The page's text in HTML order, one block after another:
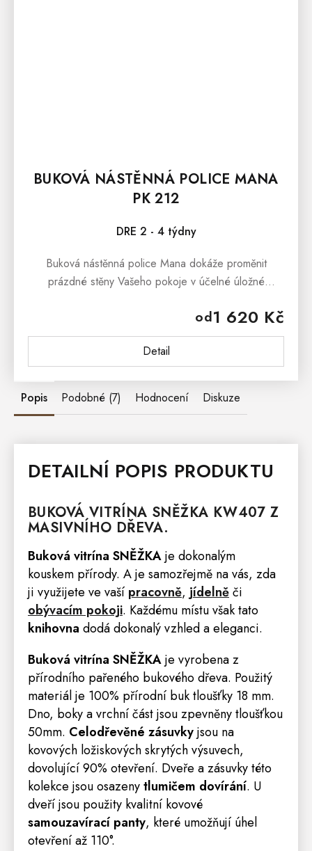
BUKOVÁ NÁSTĚNNÁ POLICE MANA
PK 212
DRE 2 - 4 týdny
od1 620 Kč
Detail
Buková nástěnná police Mana dokáže proměnit
prázdné stěny Vašeho pokoje v účelné úložné
ploch a zároveň jsou skvělým...
Popis Podobné (7) Hodnocení Diskuze
DETAILNÍ POPIS PRODUKTU
BUKOVÁ VITRÍNA SNĚŽKA KW407 Z
MASIVNÍHO DŘEVA.
Buková vitrína SNĚŽKAje dokonalým
kouskem přírody. A je samozřejmě na vás, zda
ji využijete ve vaší pracovně, jídelněči
obývacím pokoji. Každému místu však tato
knihovna dodá dokonalý vzhled a eleganci.
Buková vitrína SNĚŽKAje vyrobena z
přírodního pařeného bukového dřeva. Použitý
materiál je 100% přírodní buk tloušťky 18 mm.
Dno, boky a vrchní část jsou zpevněny tloušťkou
50mm. Celodřevěné zásuvkyjsou na
kovových ložiskových skrytých výsuvech,
dovolující 90% otevření. Dveře a zásuvky této
kolekce jsou osazenytlumičem dovírání. U
dveří jsou použity kvalitní kovové
samouzavírací panty, které umožňují úhel
otevření až 110°.